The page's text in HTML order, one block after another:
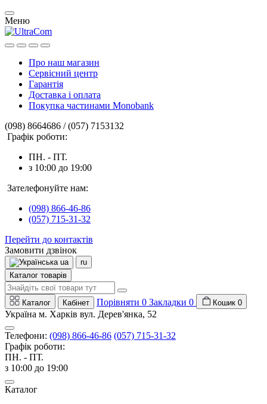
Меню
Про наш магазин
Сервісний центр
Гарантія
Доставка і оплата
Покупка частинами Monobank
(098) 8664686 / (057) 7153132
Графік роботи:
ПН. - ПТ.
з 10:00 до 19:00
Зателефонуйте нам:
(098) 866-46-86
(057) 715-31-32
Перейти до контактів
Замовити дзвінок
ua
ru
Каталог товарів
Каталог Кабінет Порівняти 0 Закладки 0 Кошик 0
Україна м. Харків вул. Дерев'янка, 52
Телефони: (098) 866-46-86 (057) 715-31-32
Графік роботи:
ПН. - ПТ.
з 10:00 до 19:00
Каталог